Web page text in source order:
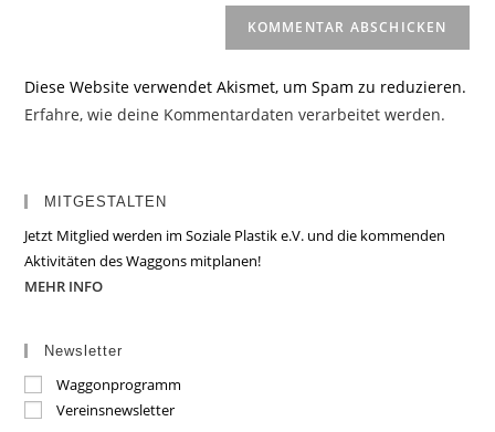
Diese Website verwendet Akismet, um Spam zu reduzieren.
Erfahre, wie deine Kommentardaten verarbeitet werden.
MITGESTALTEN
Jetzt Mitglied werden im Soziale Plastik e.V. und die kommenden
Aktivitäten des Waggons mitplanen!
MEHR INFO
Newsletter
Waggonprogramm
Vereinsnewsletter